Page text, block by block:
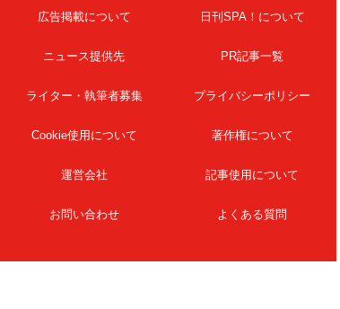
広告掲載について 日刊SPA！について
ニュース提供先 PR記事一覧
ライター・執筆者募集 プライバシーポリシー
Cookie使用について 著作権について
運営会社 記事使用について
お問い合わせ よくある質問